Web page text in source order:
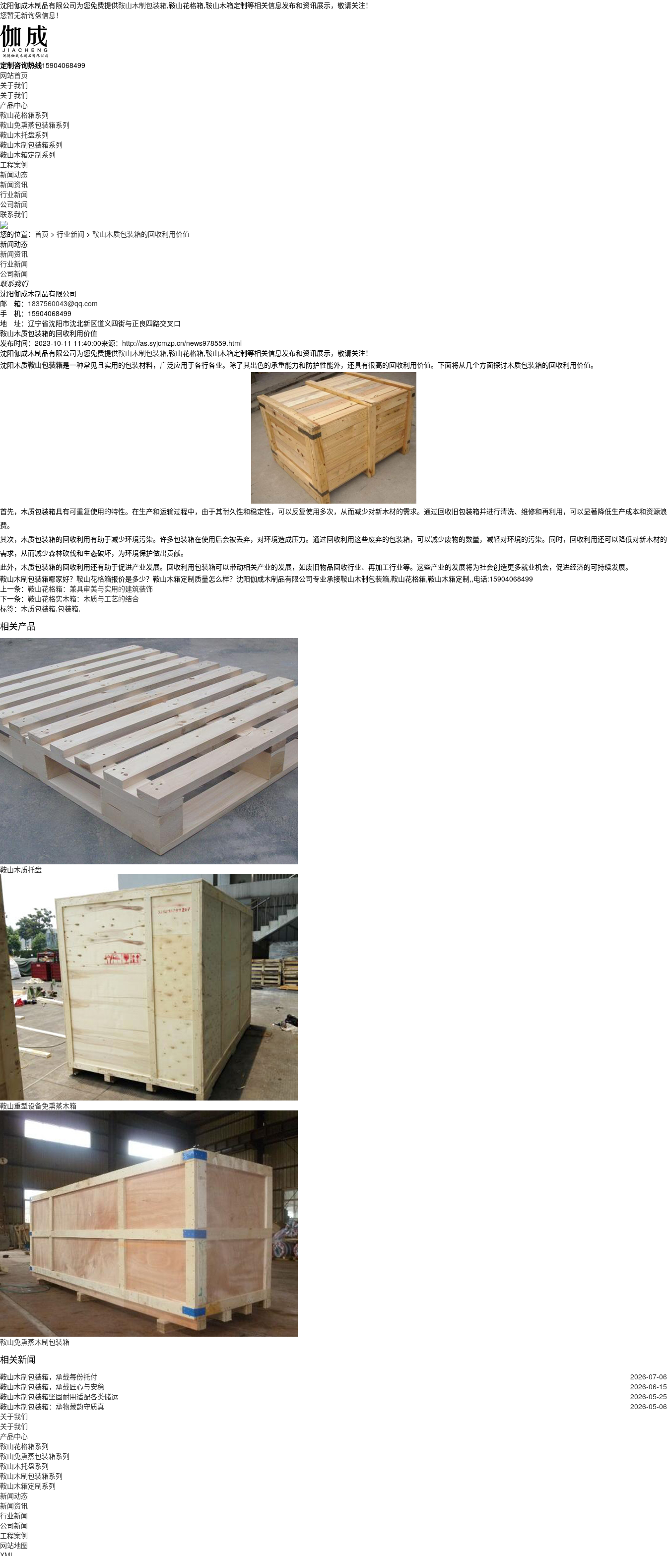
沈阳伽成木制品有限公司为您免费提供鞍山木制包装箱,鞍山花格箱,鞍山木箱定制等相关信息发布和资讯展示，敬请关注！
您暂无新询盘信息！
定制咨询热线15904068499
网站首页
关于我们
关于我们
产品中心
鞍山花格箱系列
鞍山免熏蒸包装箱系列
鞍山木托盘系列
鞍山木制包装箱系列
鞍山木箱定制系列
工程案例
新闻动态
新闻资讯
行业新闻
公司新闻
联系我们
您的位置： 首页 > 行业新闻 > 鞍山木质包装箱的回收利用价值
新闻动态
新闻资讯
行业新闻
公司新闻
联系我们
沈阳伽成木制品有限公司
邮 箱： 1837560043@qq.com
手 机：15904068499
地 址：辽宁省沈阳市沈北新区道义四街与正良四路交叉口
鞍山木质包装箱的回收利用价值
发布时间：2023-10-11 11:40:00来源：http://as.syjcmzp.cn/news978559.html
沈阳伽成木制品有限公司为您免费提供鞍山木制包装箱,鞍山花格箱,鞍山木箱定制等相关信息发布和资讯展示，敬请关注！
沈阳木质鞍山包装箱是一种常见且实用的包装材料，广泛应用于各行各业。除了其出色的承重能力和防护性能外，还具有很高的回收利用价值。下面将从几个方面探讨木质包装箱的回收利用价值。
首先，木质包装箱具有可重复使用的特性。在生产和运输过程中，由于其耐久性和稳定性，可以反复使用多次，从而减少对新木材的需求。通过回收旧包装箱并进行清洗、维修和再利用，可以显著降低生产成本和资源浪
费。
其次，木质包装箱的回收利用有助于减少环境污染。许多包装箱在使用后会被丢弃，对环境造成压力。通过回收利用这些废弃的包装箱，可以减少废物的数量，减轻对环境的污染。同时，回收利用还可以降低对新木材的
需求，从而减少森林砍伐和生态破坏，为环境保护做出贡献。
此外，木质包装箱的回收利用还有助于促进产业发展。回收利用包装箱可以带动相关产业的发展，如废旧物品回收行业、再加工行业等。这些产业的发展将为社会创造更多就业机会，促进经济的可持续发展。
鞍山木制包装箱哪家好？鞍山花格箱报价是多少？鞍山木箱定制质量怎么样？沈阳伽成木制品有限公司专业承接鞍山木制包装箱,鞍山花格箱,鞍山木箱定制,,电话:15904068499
上一条： 鞍山花格箱：兼具审美与实用的建筑装饰
下一条： 鞍山花格实木箱：木质与工艺的结合
标签： 木质包装箱,包装箱,
相关产品
鞍山木质托盘
鞍山重型设备免熏蒸木箱
鞍山免熏蒸木制包装箱
相关新闻
鞍山木制包装箱，承载每份托付
2026-07-06
鞍山木制包装箱，承载匠心与安稳
2026-06-15
鞍山木制包装箱坚固耐用适配各类储运
2026-05-25
鞍山木制包装箱：承物藏韵守质真
2026-05-06
关于我们
关于我们
产品中心
鞍山花格箱系列
鞍山免熏蒸包装箱系列
鞍山木托盘系列
鞍山木制包装箱系列
鞍山木箱定制系列
新闻动态
新闻资讯
行业新闻
公司新闻
工程案例
网站地图